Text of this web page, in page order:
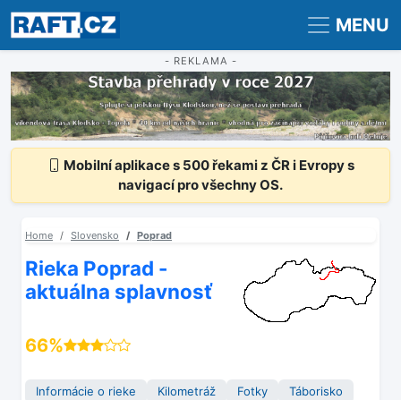
Registrace Přihlášení MENU
- REKLAMA -
Mobilní aplikace s 500 řekami z ČR i Evropy s
navigací pro všechny OS.
Home Slovensko Poprad
Rieka Poprad -
aktuálna splavnosť
66%
Informácie o rieke Kilometráž Fotky
Táborisko